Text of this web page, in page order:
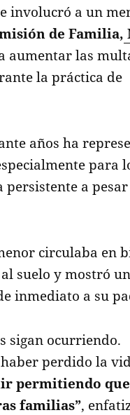
involucró a un
de Familia,
aumentar las
la práctica de
años ha
para
a
circulaba en
suelo y mostró
inmediato a su
sigan ocurriendo.
perdido la
permitiendo
familias”,